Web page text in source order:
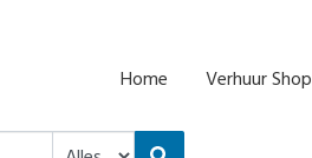
Home Verhuur Shop